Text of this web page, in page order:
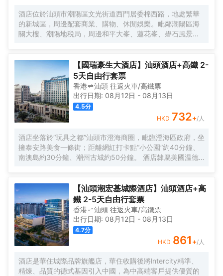
酒店位於汕頭市潮陽區文光街道西門居委棉西路，地處繁華
的新城區，周邊配套商業、購物、休閒娛樂。毗鄰潮陽區海
關大樓、潮陽地税局，周邊和平大峯、蓮花峯、礐石風景旅
選用美國護膚領域殿堂級品牌“Peter Thomas Roth”作為指定
洗浴用品；獨具希爾頓歡朋特色的“HUB” 大堂，集歡迎、聚
會、休閒及商務功能於一體，酒店同時設有健康格調全日制
餐廳、多功能精英會議室、樂動健身房、洗衣房等商務配套
設施，另客房設有親子沙發床和其他兒童用品，是您商旅出
行、親子出遊的理想下榻選擇！
【國瑞豪生大酒店】汕頭酒店+高鐵 2-
5天自由行套票
香港 汕頭 往返火車/高鐵票
出行日期: 08月12日 - 08月13日
4.5分
HKD 732+/人
酒店坐落於“玩具之都”汕頭市澄海商圈，毗臨澄海區政府，坐
擁泰安路美食一條街；距離網紅打卡點“小公園”約40分鐘、
南澳島約30分鐘、潮州古城約50分鐘。 酒店隸屬美國温德
【汕頭潮宏基城際酒店】汕頭酒店+高
鐵 2-5天自由行套票
香港 汕頭 往返火車/高鐵票
出行日期: 08月12日 - 08月13日
4.7分
HKD 861 +/人
酒店是華住城際品牌旗艦店，華住收購後將lntercity精準、
精煉、品質的德式基因引入中國，為中高端客戶提供優質的